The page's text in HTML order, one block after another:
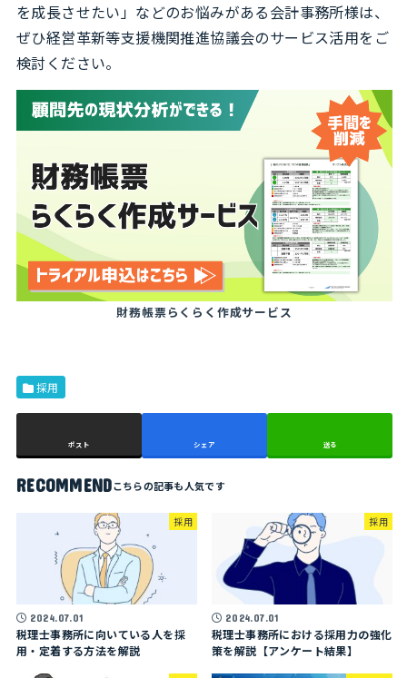
を成長させたい」などのお悩みがある会計事務所様は、
ぜひ経営革新等支援機関推進協議会のサービス活用をご
検討ください。
財務帳票らくらく作成サービス
採用
ポスト シェア 送る
RECOMMEND
採用
2024.07.01
税理士事務所に向いている人を採
用・定着する方法を解説
採用
2024.07.01
税理士事務所における採用力の強化
策を解説【アンケート結果】